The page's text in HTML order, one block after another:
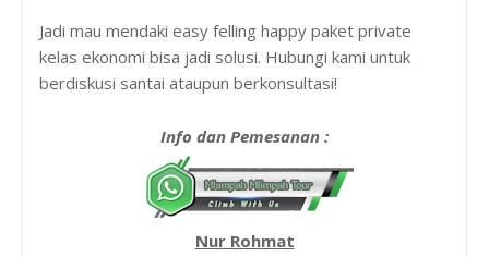
Jadi mau mendaki easy felling happy paket private
kelas ekonomi bisa jadi solusi. Hubungi kami untuk
berdiskusi santai ataupun berkonsultasi!
Info dan Pemesanan :
Nur Rohmat